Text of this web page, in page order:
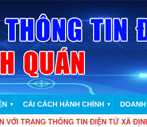
▼ CẢI CÁCH HÀNH CHÍNH ▼
THÔNG TIN ĐIỆN TỬ XÃ ĐỊNH QUÁN,